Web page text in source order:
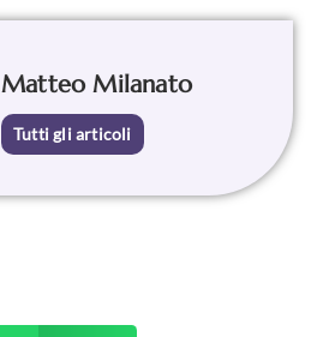
Matteo Milanato
Tutti gli articoli